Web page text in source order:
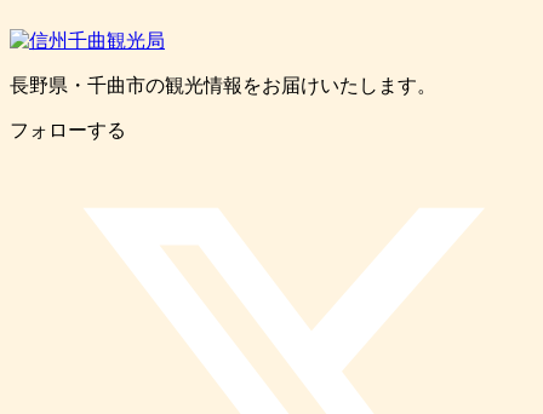
長野県・千曲市の観光情報をお届けいたします。
フォローする